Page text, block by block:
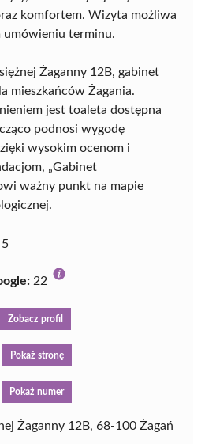
komfortem. Wizyta możliwa
umówieniu terminu.
Żaganny 12B, gabinet
mieszkańców Żagania.
jest toaleta dostępna
podnosi wygodę
wysokim ocenom i
„Gabinet
ważny punkt na mapie
5
22
Zobacz profil
Pokaż stronę
Pokaż numer
Żaganny 12B, 68-100 Żagań